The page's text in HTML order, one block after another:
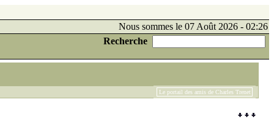
Nous sommes le 07 Août 2026 - 02:26
Recherche
Le portail des amis de Charles Trenet